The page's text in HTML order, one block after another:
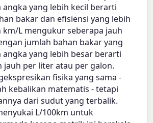
yang lebih kecil berarti
bakar dan efisiensi yang lebih
km/L mengukur seberapa jauh
jumlah bahan bakar yang
yang lebih besar berarti
jauh per liter atau per galon.
fisika yang sama -
kebalikan matematis - tetapi
dari sudut yang terbalik.
L/100km untuk